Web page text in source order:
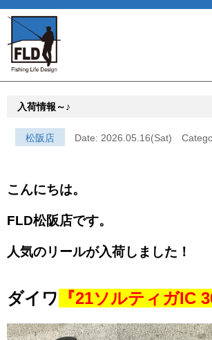
入荷情報～♪
松阪店 Date: 2026.05.16(Sat)
こんにちは。
FLD松阪店です。
人気のリールが入荷しました！
ダイワ 『21ソルティガIC